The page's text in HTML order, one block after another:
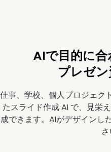
AIで目的に
プレゼ
仕事、学校、個人プロジェク
たスライド作成 AI で、見栄
成できます。AIがデザインし
さ